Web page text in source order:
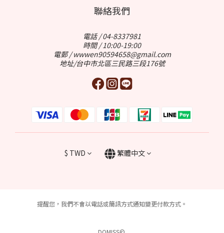
聯絡我們
電話 / 04-8337981
時間 / 10:00-19:00
電郵 / wwwen90594658@gmail.com
地址/台中市北區三民路三段176號
$ TWD 繁體中文
提醒您，我們不會以電話或簡訊方式通知變更付款方式。